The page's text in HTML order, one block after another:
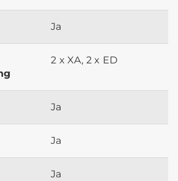
Ja
2 x XA, 2 x ED
Ja
Ja
Ja